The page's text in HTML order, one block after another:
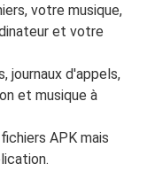
votre musique,
et votre
journaux d'appels,
et musique à
APK mais